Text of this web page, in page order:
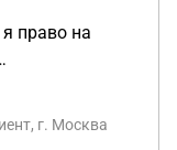
право на
сначала
сильно
г. Москва